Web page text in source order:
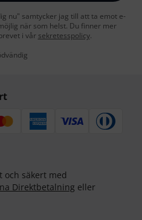
nu" samtycker jag till att ta emot e-
när som helst. Du finner mer
i vår sekretesspolicy.
och säkert med
Direktbetalning eller